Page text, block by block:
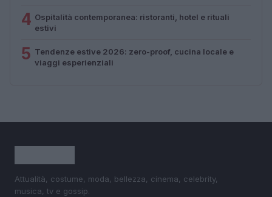
4 Ospitalità contemporanea: ristoranti, hotel e rituali
estivi
5 Tendenze estive 2026: zero-proof, cucina locale e
viaggi esperienziali
Attualità, costume, moda, bellezza, cinema, celebrity,
musica, tv e gossip.